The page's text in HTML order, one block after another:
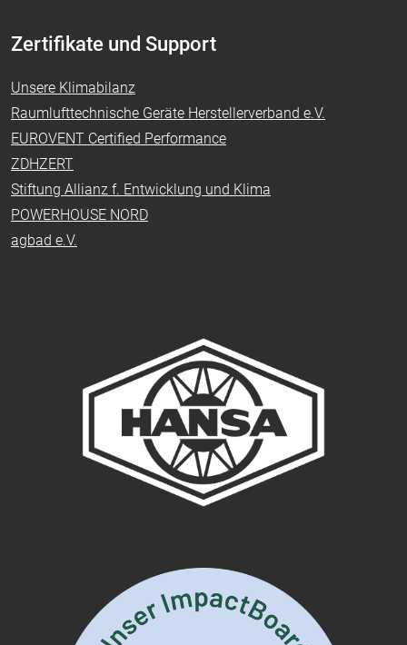
Zertifikate und Support
Unsere Klimabilanz
Raumlufttechnische Geräte Herstellerverband e.V.
EUROVENT Certified Performance
ZDHZERT
Stiftung Allianz f. Entwicklung und Klima
POWERHOUSE NORD
agbad e.V.